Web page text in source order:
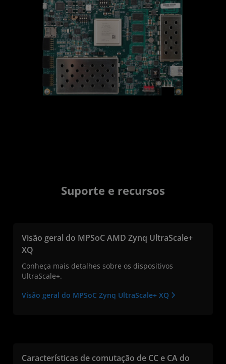
Suporte e recursos
Visão geral do MPSoC AMD Zynq UltraScale+
XQ
Conheça mais detalhes sobre os dispositivos
UltraScale+.
Visão geral do MPSoC Zynq UltraScale+ XQ
Características de comutação de CC e CA do